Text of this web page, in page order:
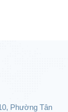
Phường Tân